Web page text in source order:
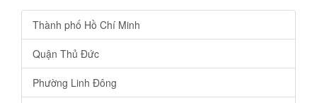
Thành phố Hồ Chí Minh
Quận Thủ Đức
Phường Linh Đông